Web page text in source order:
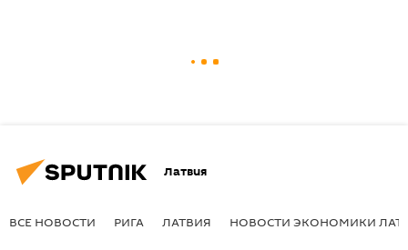
Латвия
ВСЕ НОВОСТИ РИГА ЛАТВИЯ НОВОСТИ ЭКОНОМИКИ